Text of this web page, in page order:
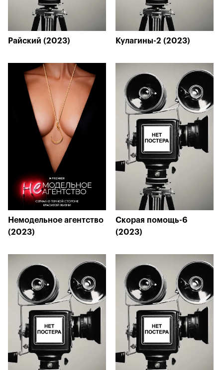
Райский (2023) Кулагины-2 (2023)
Немодельное агентство
(2023)
Скорая помощь-6
(2023)